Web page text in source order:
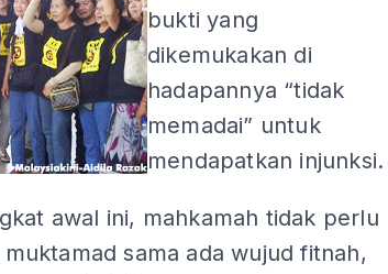
bukti yang
dikemukakan di
hadapannya “tidak
memadai” untuk
mendapatkan injunksi.
awal ini, mahkamah tidak perlu
sama ada wujud fitnah,